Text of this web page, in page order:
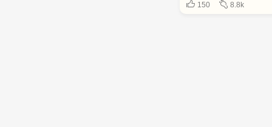
150 8.8k